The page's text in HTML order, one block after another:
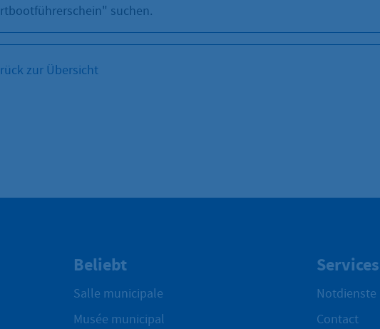
suchen.
zur Übersicht
Beliebt
Salle municipale
Musée municipal
Services
Notdienste
Contact